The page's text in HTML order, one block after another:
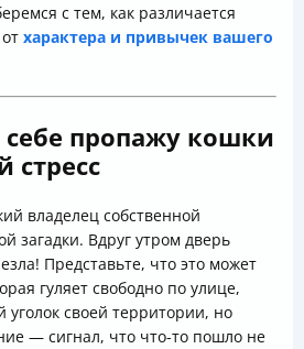
с тем, как различается
характера и привычек вашего
себе пропажу кошки
владелец собственной
загадки. Вдруг утром дверь
Представьте, что это может
гуляет свободно по улице,
своей территории, но
— сигнал, что что-то пошло не